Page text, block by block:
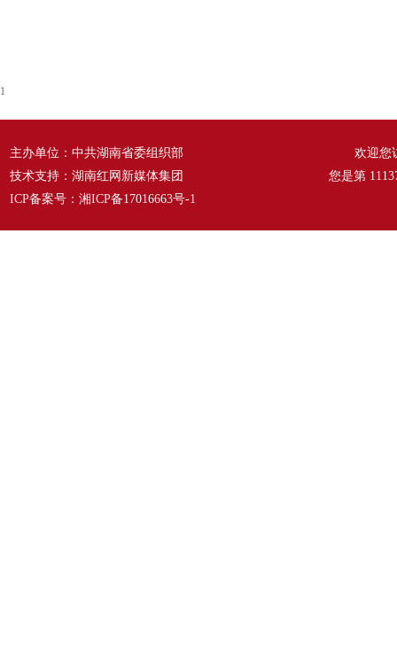
1
主办单位：中共湖南省委组织部
技术支持：湖南红网新媒体集团
ICP备案号： 湘ICP备17016663号-1
欢迎您
您是第